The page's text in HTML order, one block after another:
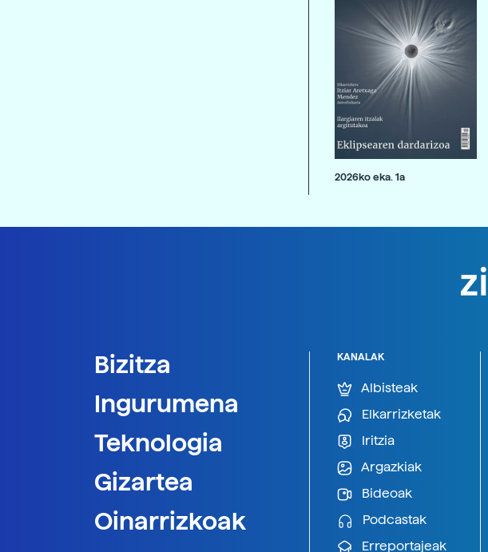
2026ko eka. 1a
Bizitza
Ingurumena
Teknologia
Gizartea
Oinarrizkoak
KANALAK
Albisteak
Elkarrizketak
Iritzia
Argazkiak
Bideoak
Podcastak
Erreportajeak